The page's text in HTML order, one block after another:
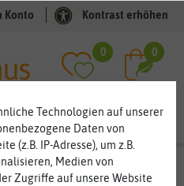
Konto Kontrast erhöhen
0 0
Technologien auf unserer
Daten von
(z.B. IP-Adresse), um z.B.
Medien von
Zugriffe auf unsere Website